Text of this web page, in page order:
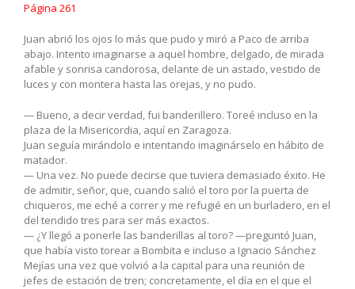
Página 261
Juan abrió los ojos lo más que pudo y miró a Paco de arriba
abajo. Intento imaginarse a aquel hombre, delgado, de mirada
afable y sonrisa candorosa, delante de un astado, vestido de
luces y con montera hasta las orejas, y no pudo.
— Bueno, a decir verdad, fui banderillero. Toreé incluso en la
plaza de la Misericordia, aquí en Zaragoza.
Juan seguía mirándolo e intentando imaginárselo en hábito de
matador.
— Una vez. No puede decirse que tuviera demasiado éxito. He
de admitir, señor, que, cuando salió el toro por la puerta de
chiqueros, me eché a correr y me refugié en un burladero, en el
del tendido tres para ser más exactos.
— ¿Y llegó a ponerle las banderillas al toro? —preguntó Juan,
que había visto torear a Bombita e incluso a Ignacio Sánchez
Mejías una vez que volvió a la capital para una reunión de
jefes de estación de tren; concretamente, el día en el que el